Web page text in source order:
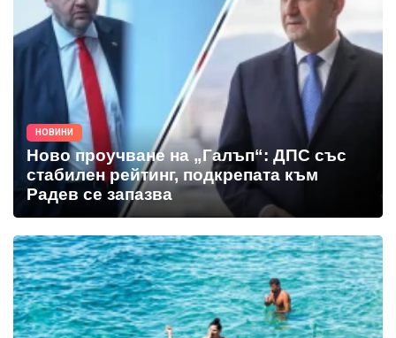
НОВИНИ
Ново проучване на „Галъп“: ДПС със
стабилен рейтинг, подкрепата към
Радев се запазва